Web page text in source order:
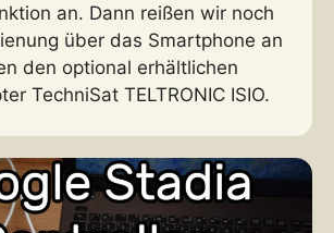
an. Dann reißen wir noch
über das Smartphone an
den optional erhältlichen
TechniSat TELTRONIC ISIO.